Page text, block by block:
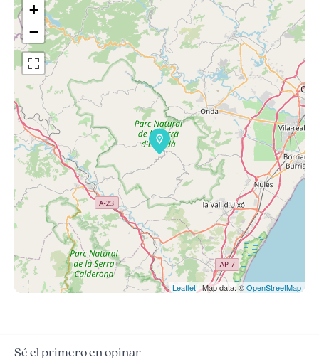
+
−
Leaflet | Map data: ©OpenStreetMap
Sé el primero en opinar